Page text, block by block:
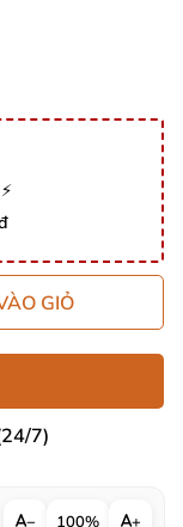
GIỎ
7)
− 100% +